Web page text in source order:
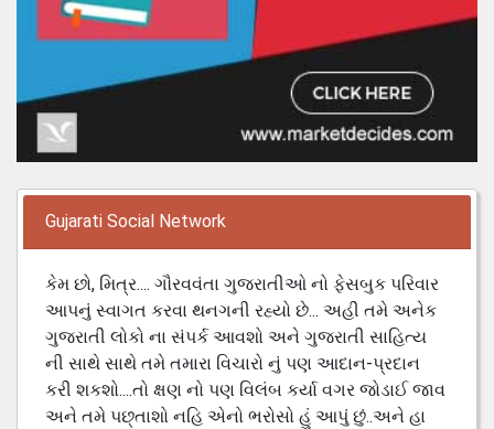
Gujarati Social Network
કેમ છો, મિત્ર.... ગૌરવવંતા ગુજરાતીઓ નો ફેસબુક પરિવાર
આપનું સ્વાગત કરવા થનગની રહ્યો છે... અહી તમે અનેક
ગુજરાતી લોકો ના સંપર્ક આવશો અને ગુજરાતી સાહિત્ય
ની સાથે સાથે તમે તમારા વિચારો નું પણ આદાન-પ્રદાન
કરી શકશો....તો ક્ષણ નો પણ વિલંબ કર્યા વગર જોડાઈ જાવ
અને તમે પછ્તાશો નહિ એનો ભરોસો હું આપું છું..અને હા